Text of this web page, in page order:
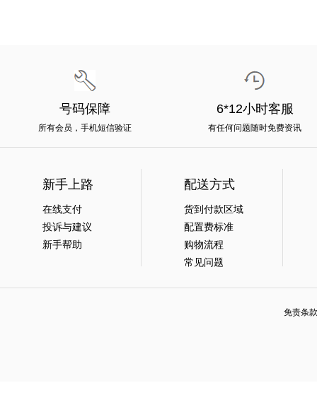
号码保障
所有会员，手机短信验证
6*12小时客服
有任何问题随时免费资讯
新手上路
在线支付
投诉与建议
新手帮助
配送方式
货到付款区域
配置费标准
购物流程
常见问题
免责条款